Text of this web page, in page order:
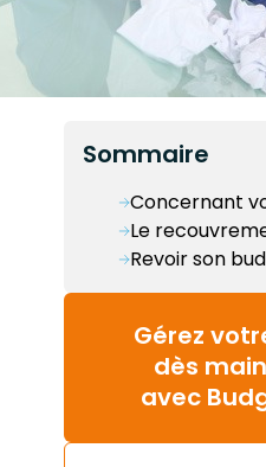
Sommaire
Concernant
Le
Revoir son
Gérez
dès
avec